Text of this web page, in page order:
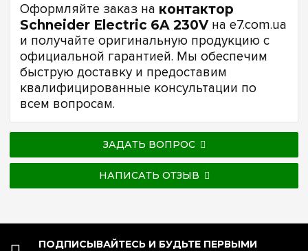
Оформляйте заказ на контактор
Schneider Electric 6A 230Vна e7.com.ua
и получайте оригинальную продукцию с
официальной гарантией. Мы обеспечим
быструю доставку и предоставим
квалифицированные консультации по
всем вопросам.
ЗАДАТЬ ВОПРОС
НАПИСАТЬ ОТЗЫВ
ПОДПИСЫВАЙТЕСЬ И БУДЬТЕ ПЕРВЫМИ